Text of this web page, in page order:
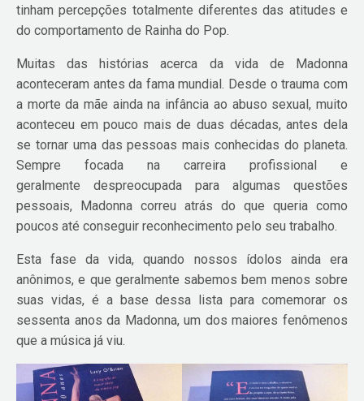
tinham percepções totalmente diferentes das atitudes e
do comportamento de Rainha do Pop.
Muitas das histórias acerca da vida de Madonna
aconteceram antes da fama mundial. Desde o trauma com
a morte da mãe ainda na infância ao abuso sexual, muito
aconteceu em pouco mais de duas décadas, antes dela
se tornar uma das pessoas mais conhecidas do planeta.
Sempre focada na carreira profissional e
geralmente despreocupada para algumas questões
pessoais, Madonna correu atrás do que queria como
poucos até conseguir reconhecimento pelo seu trabalho.
Esta fase da vida, quando nossos ídolos ainda era
anônimos, e que geralmente sabemos bem menos sobre
suas vidas, é a base dessa lista para comemorar os
sessenta anos da Madonna, um dos maiores fenômenos
que a música já viu.